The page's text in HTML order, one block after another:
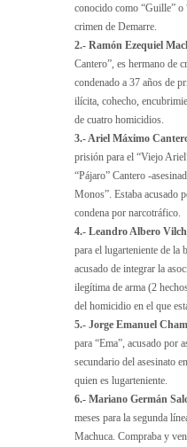
conocido como “Guille” o
crimen de Demarre.
2.- Ramón Ezequiel
Cantero”, es hermano de
condenado a 37 años de
ilícita, cohecho,
de cuatro homicidios.
3.- Ariel Máximo
prisión para el “Viejo
“Pájaro” Cantero -
Monos”. Estaba acusado
condena por narcotráfico.
4.- Leandro Albero
para el lugarteniente de la
acusado de integrar la
ilegítima de arma (2
del homicidio en el que
5.- Jorge Emanuel
para “Ema”, acusado por
secundario del asesinato
quien es lugarteniente.
6.- Mariano Germán
meses para la segunda
Machuca. Compraba y